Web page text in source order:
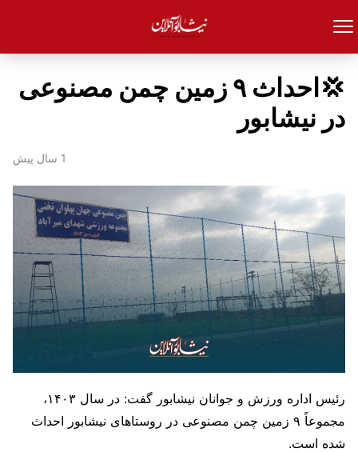
💢احداث ۹ زمین‌ چمن مصنوعی
در نیشابور
1 سال پیش
رئیس اداره ورزش و جوانان نیشابور گفت: در سال ۱۴۰۳،
مجموعاً ۹ زمین چمن مصنوعی در روستاهای نیشابور احداث
شده است.